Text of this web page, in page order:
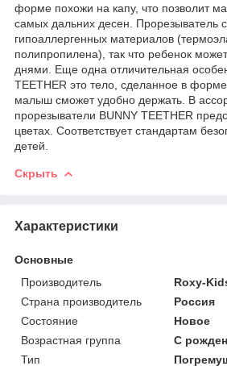
форме похожи на капу, что позволит
самых дальних десен. Прорезыватель
гипоаллергенных материалов
полипропилена), так что ребенок
днями. Еще одна отличительная
TEETHER это тело, сделанное в
малыш сможет удобно держать. В
прорезыватели BUNNY TEETHER
цветах. Соответствует стандартам
детей.
Скрыть
Характеристики
Основные
Производитель
Roxy-
Страна производитель
Россия
Состояние
Новое
Возрастная группа
С
Тип